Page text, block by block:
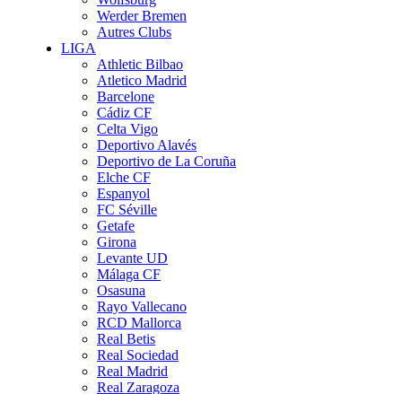
Werder Bremen
Autres Clubs
LIGA
Athletic Bilbao
Atletico Madrid
Barcelone
Cádiz CF
Celta Vigo
Deportivo Alavés
Deportivo de La Coruña
Elche CF
Espanyol
FC Séville
Getafe
Girona
Levante UD
Málaga CF
Osasuna
Rayo Vallecano
RCD Mallorca
Real Betis
Real Sociedad
Real Madrid
Real Zaragoza